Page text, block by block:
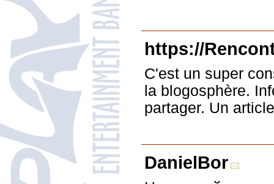
https://
C'est un super
la blogosphère.
partager. Un
DanielBor